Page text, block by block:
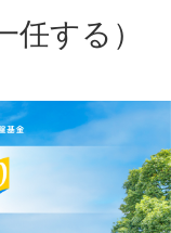
任する）